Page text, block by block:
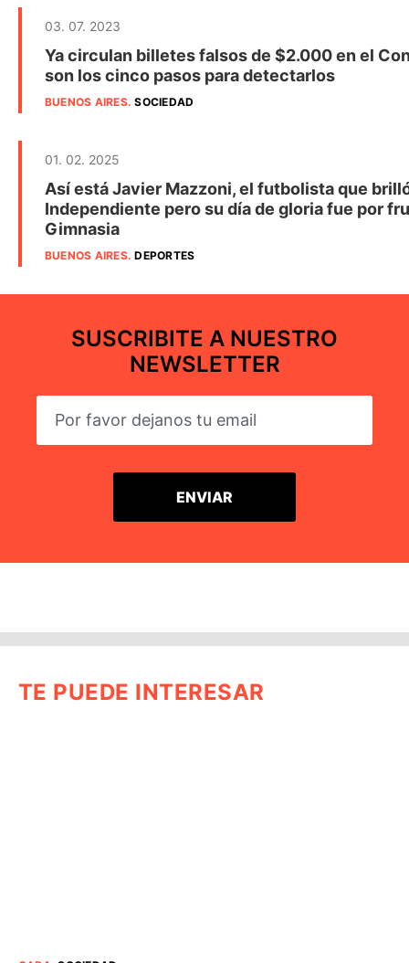
03. 07. 2023
Ya circulan billetes falsos de $2.000 en el
son los cinco pasos para detectarlos
BUENOS AIRES.SOCIEDAD
01. 02. 2025
Así está Javier Mazzoni, el futbolista que
Independiente pero su día de gloria fue por
Gimnasia
BUENOS AIRES.DEPORTES
SUSCRIBITE A NUESTRO
NEWSLETTER
TE PUEDE INTERESAR